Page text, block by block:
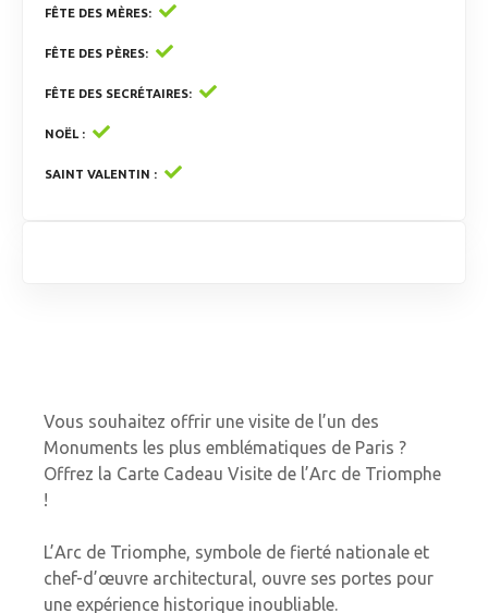
FÊTE DES MÈRES
FÊTE DES PÈRES
FÊTE DES SECRÉTAIRES
NOËL
SAINT VALENTIN
Vous souhaitez offrir une visite de l’un des
Monuments les plus emblématiques de Paris ?
Offrez la Carte Cadeau Visite de l’Arc de Triomphe
!
L’Arc de Triomphe, symbole de fierté nationale et
chef-d’œuvre architectural, ouvre ses portes pour
une expérience historique inoubliable.